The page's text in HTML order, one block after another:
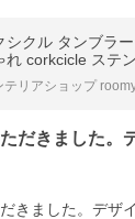
シクル タンブラ
れ corkcicle ステ
［ CORKCICLE
テリアショップ
きました。デザ